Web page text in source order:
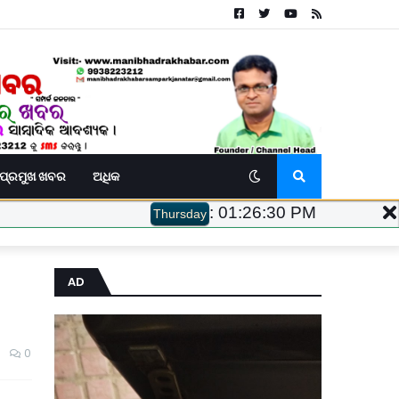
ପ୍ରମୁଖ ଖବର ଅଧିକ
Thursday : 01:26:31 PM
0
AD